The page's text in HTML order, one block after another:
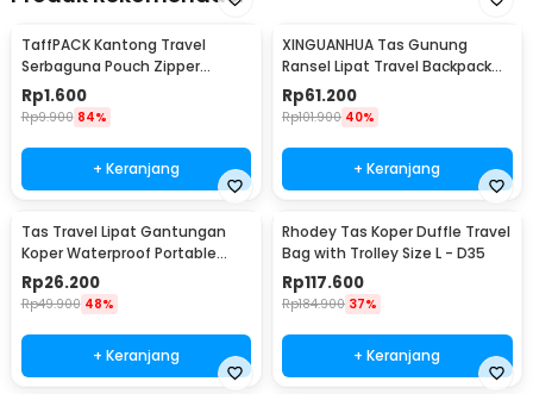
TaffPACK Kantong Travel
Serbaguna Pouch Zipper
Organizer 1 PCS - CC-003
Rp1.600
Rp9.900 84%
+ Keranjang
XINGUANHUA Tas Gunung
Ransel Lipat Travel Backpack
Waterproof 17L - GC17
Rp61.200
Rp101.900 40%
+ Keranjang
Tas Travel Lipat Gantungan
Koper Waterproof Portable
Folding Bag 32L - SW1014
Rp26.200
Rp49.900 48%
+ Keranjang
Rhodey Tas Koper Duffle Travel
Bag with Trolley Size L - D35
Rp117.600
Rp184.900 37%
+ Keranjang